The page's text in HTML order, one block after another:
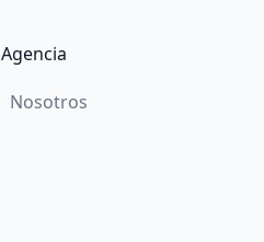
Agencia
Nosotros